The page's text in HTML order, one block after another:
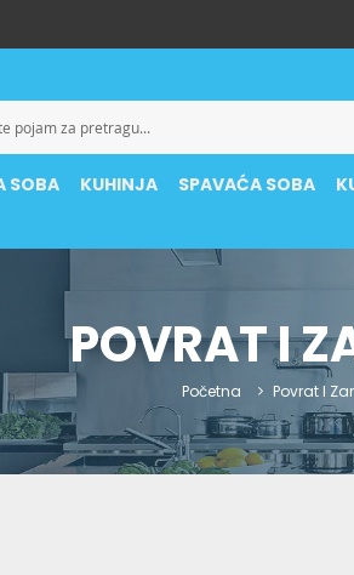
SOBA KUHINJA SPAVAĆA SOBA
POVRAT I
Početna Povrat I